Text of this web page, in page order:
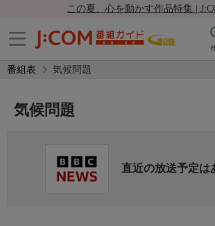
この夏、心を動かす作品特集 |
番組表 気候問題
気候問題
直近の放送予定は